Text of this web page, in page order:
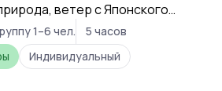
ветер с Японского
скале.1–6 чел.
5 часов
Индивидуальный